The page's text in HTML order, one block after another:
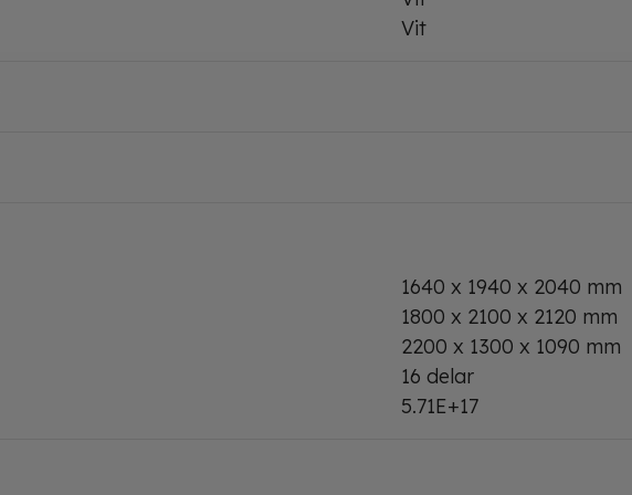
Vit
1640 x 1940 x 2040 mm
1800 x 2100 x 2120 mm
2200 x 1300 x 1090 mm
16 delar
5.71E+17